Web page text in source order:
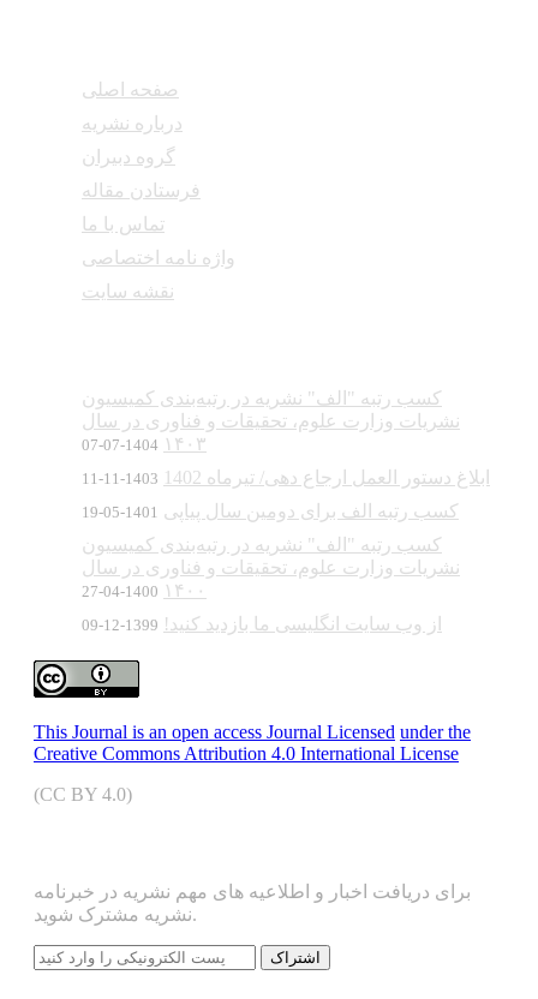
صفحه اصلی
درباره نشریه
گروه دبیران
فرستادن مقاله
تماس با ما
واژه نامه اختصاصی
نقشه سایت
کسب رتبه "الف" نشریه در رتبه‌بندی کمیسیون
نشریات وزارت علوم، تحقیقات و فناوری در سال
۱۴۰۳ 1404-07-07
ابلاغ دستور العمل ارجاع دهی/ تیرماه 1402 1403-11-11
کسب رتبه الف برای دومین سال پیاپی 1401-05-19
کسب رتبه "الف" نشریه در رتبه‌بندی کمیسیون
نشریات وزارت علوم، تحقیقات و فناوری در سال
۱۴۰۰ 1400-04-27
از وب سایت انگلیسی ما بازدید کنید! 1399-12-09
This Journal is an open access Journal Licensed under the
Creative Commons Attribution 4.0 International License
(CC BY 4.0)
برای دریافت اخبار و اطلاعیه های مهم نشریه در خبرنامه
نشریه مشترک شوید.
اشتراک